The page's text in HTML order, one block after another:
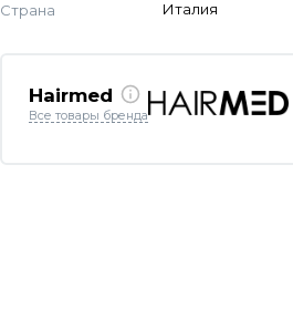
Страна Италия
Hairmed
Все товары бренда